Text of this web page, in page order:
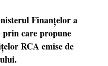
Finanțelor a
care propune
RCA emise de